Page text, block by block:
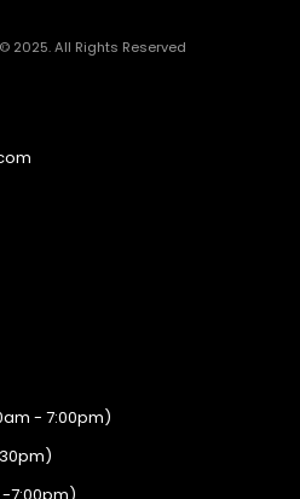
2025. All Rights Reserved
- 7:00pm)